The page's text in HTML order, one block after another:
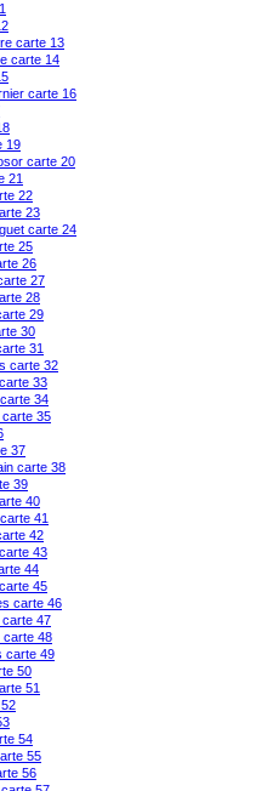
carte 13
carte 14
carte 16
19
carte 20
21
22
23
carte 24
25
26
27
28
29
30
31
carte 32
33
34
35
37
carte 38
39
40
41
42
43
44
45
carte 46
47
carte 48
carte 49
50
51
54
55
56